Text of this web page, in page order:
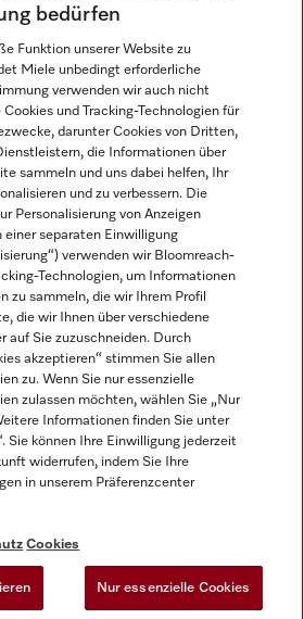
bedürfen
Funktion unserer Website zu
Miele unbedingt erforderliche
verwenden wir auch nicht
und Tracking-Technologien für
darunter Cookies von Dritten,
die Informationen über
sammeln und uns dabei helfen, Ihr
und zu verbessern. Die
Personalisierung von Anzeigen
einer separaten Einwilligung
verwenden wir Bloomreach-
Technologien, um Informationen
zu sammeln, die wir Ihrem Profil
die wir Ihnen über verschiedene
auf Sie zuzuschneiden. Durch
akzeptieren“ stimmen Sie allen
zu. Wenn Sie nur essenzielle
zulassen möchten, wählen Sie „Nur
Informationen finden Sie unter
Sie können Ihre Einwilligung jederzeit
widerrufen, indem Sie Ihre
in unserem Präferenzcenter
Cookies
Nur essenzielle Cookies